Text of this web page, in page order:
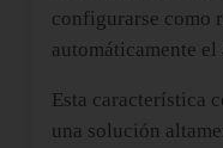
configurarse como
automáticamente
Esta característica
una solución